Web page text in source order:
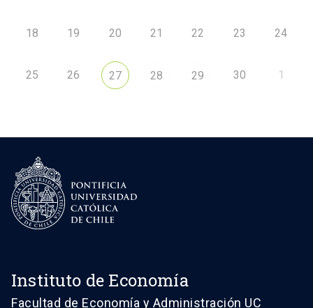
18 19 20 21 22 23 24
25 26 27 28 29 30 1
Instituto de Economía
Facultad de Economía y Administración UC